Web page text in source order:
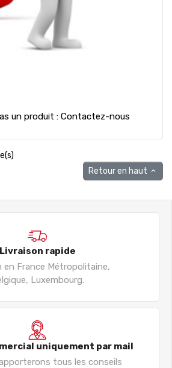
un produit : Contactez-nous
Retour en haut 
Livraison rapide
en France Métropolitaine,
Luxembourg.
uniquement par mail
tous les conseils